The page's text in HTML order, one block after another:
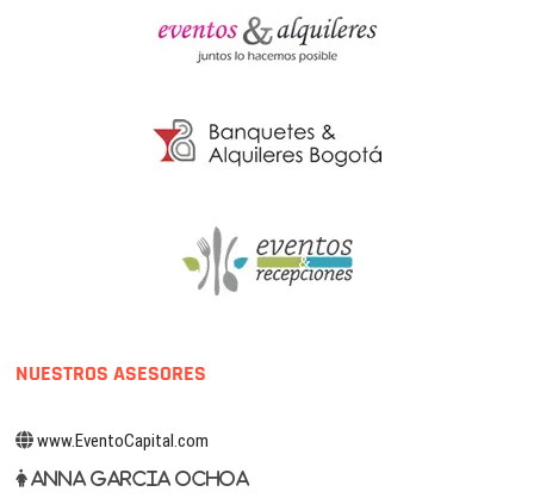
NUESTROS ASESORES
www.EventoCapital.com
Anna Garcia Ochoa